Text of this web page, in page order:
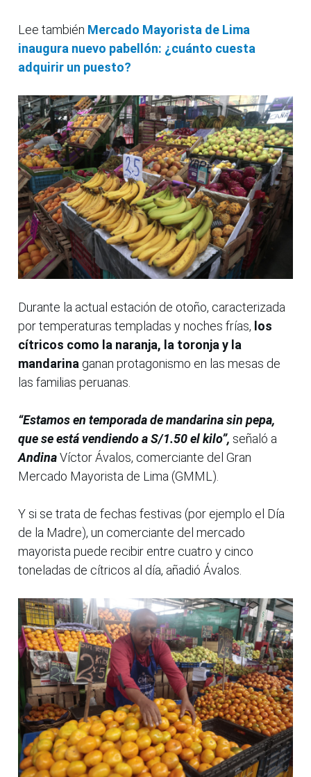
Lee también Mercado Mayorista de Lima
inaugura nuevo pabellón: ¿cuánto cuesta
adquirir un puesto?
Durante la actual estación de otoño, caracterizada
por temperaturas templadas y noches frías, los
cítricos como la naranja, la toronja y la
mandarina ganan protagonismo en las mesas de
las familias peruanas.
“Estamos en temporada de mandarina sin pepa,
que se está vendiendo a S/1.50 el kilo”, señaló a
AndinaVíctor Ávalos, comerciante del Gran
Mercado Mayorista de Lima (GMML).
Y si se trata de fechas festivas (por ejemplo el Día
de la Madre), un comerciante del mercado
mayorista puede recibir entre cuatro y cinco
toneladas de cítricos al día, añadió Ávalos.